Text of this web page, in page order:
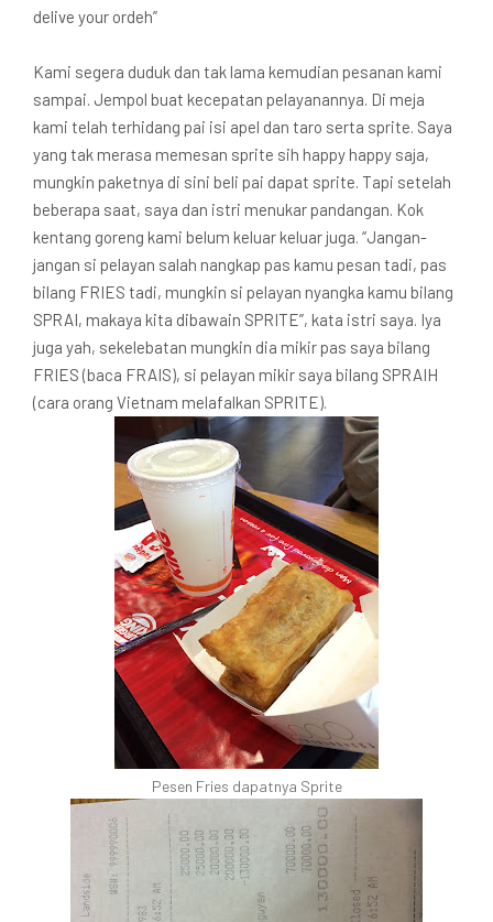
delive your ordeh”
Kami segera duduk dan tak lama kemudian pesanan kami
sampai. Jempol buat kecepatan pelayanannya. Di meja
kami telah terhidang pai isi apel dan taro serta sprite. Saya
yang tak merasa memesan sprite sih happy happy saja,
mungkin paketnya di sini beli pai dapat sprite. Tapi setelah
beberapa saat, saya dan istri menukar pandangan. Kok
kentang goreng kami belum keluar keluar juga. “Jangan-
jangan si pelayan salah nangkap pas kamu pesan tadi, pas
bilang FRIES tadi, mungkin si pelayan nyangka kamu bilang
SPRAI, makaya kita dibawain SPRITE”, kata istri saya. Iya
juga yah, sekelebatan mungkin dia mikir pas saya bilang
FRIES (baca FRAIS), si pelayan mikir saya bilang SPRAIH
(cara orang Vietnam melafalkan SPRITE).
Pesen Fries dapatnya Sprite